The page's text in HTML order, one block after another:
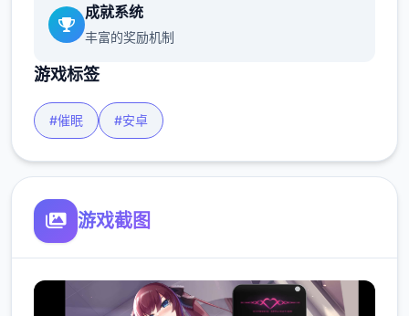
成就系统
丰富的奖励机制
游戏标签
#催眠 #安卓
游戏截图